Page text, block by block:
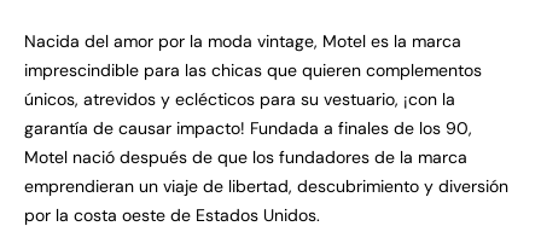
Nacida del amor por la moda vintage, Motel es la marca
imprescindible para las chicas que quieren complementos
únicos, atrevidos y eclécticos para su vestuario, ¡con la
garantía de causar impacto! Fundada a finales de los 90,
Motel nació después de que los fundadores de la marca
emprendieran un viaje de libertad, descubrimiento y diversión
por la costa oeste de Estados Unidos.